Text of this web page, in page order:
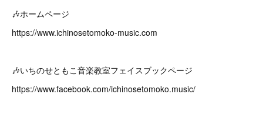
🎶ホームページ
https://www.ichinosetomoko-music.com
🎶いちのせともこ音楽教室フェイスブックページ
https://www.facebook.com/ichinosetomoko.music/